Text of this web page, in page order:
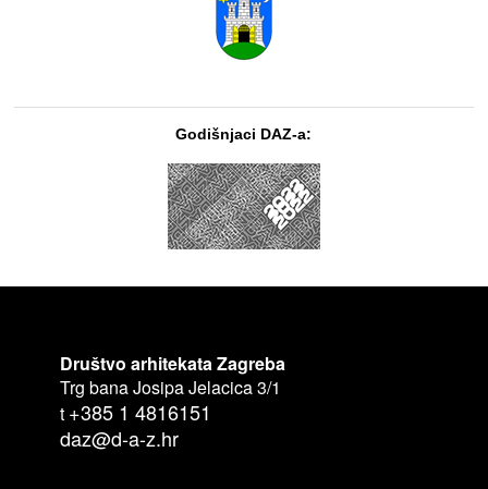
Godišnjaci DAZ-a:
Društvo arhitekata Zagreba
Trg bana Josipa Jelacica 3/1
t +385 1 4816151
daz@d-a-z.hr